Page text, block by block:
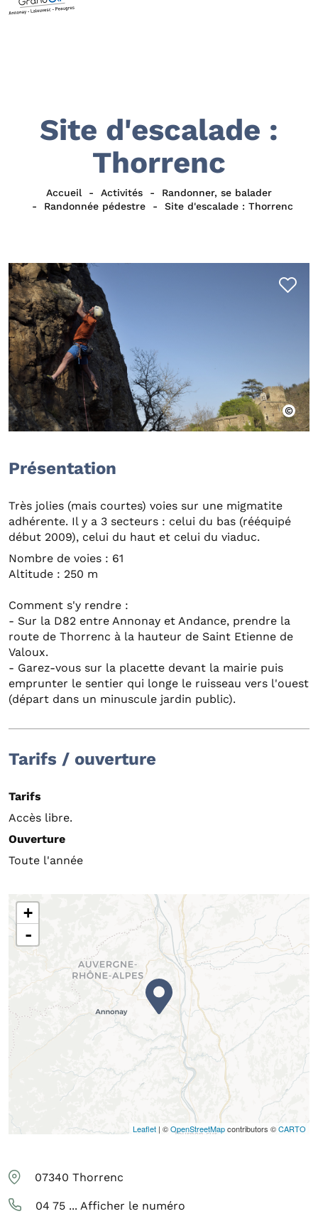
Site d'escalade :
Thorrenc
Accueil Activités
Randonner, se balader
Randonnée pédestre
Site d'escalade : Thorrenc
Présentation
Très jolies (mais courtes) voies sur une migmatite
adhérente. Il y a 3 secteurs : celui du bas (rééquipé
début 2009), celui du haut et celui du viaduc.
Nombre de voies : 61
Altitude : 250 m
Comment s'y rendre :
- Sur la D82 entre Annonay et Andance, prendre la
route de Thorrenc à la hauteur de Saint Etienne de
Valoux.
- Garez-vous sur la placette devant la mairie puis
emprunter le sentier qui longe le ruisseau vers l'ouest
(départ dans un minuscule jardin public).
Tarifs / ouverture
Tarifs
Accès libre.
Ouverture
Toute l'année
+
-
Leaflet | ©OpenStreetMapcontributors ©CARTO
07340 Thorrenc
04 75 ... Afficher le numéro